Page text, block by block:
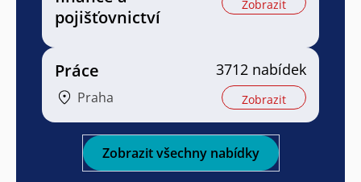
pojišťovnictví
Zobrazit
Práce
Praha
3712 nabídek
Zobrazit
Zobrazit všechny nabídky